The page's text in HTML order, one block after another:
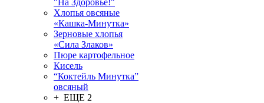
"На Здоровье!"
Хлопья овсяные
«Кашка-Минутка»
Зерновые хлопья
«Сила Злаков»
Пюре картофельное
Кисель
“Коктейль Минутка”
овсяный
+ ЕЩЕ 2